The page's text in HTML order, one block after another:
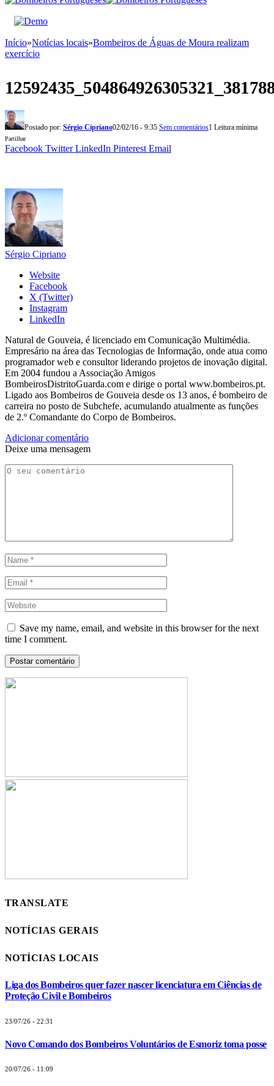
Início»Notícias locais»Bombeiros de Águas de Moura realizam
exercício
Postado por: Sérgio Cipriano02/02/16 - 9:35 Sem comentários1 Leitura mínima
Partilhar
Facebook Twitter LinkedIn Pinterest Email
Sérgio Cipriano
Website
Facebook
X (Twitter)
Instagram
LinkedIn
Natural de Gouveia, é licenciado em Comunicação Multimédia.
Empresário na área das Tecnologias de Informação, onde atua como
programador web e consultor liderando projetos de inovação digital.
Em 2004 fundou a Associação Amigos
BombeirosDistritoGuarda.com e dirige o portal www.bombeiros.pt.
Ligado aos Bombeiros de Gouveia desde os 13 anos, é bombeiro de
carreira no posto de Subchefe, acumulando atualmente as funções
de 2.º Comandante do Corpo de Bombeiros.
Adicionar comentário
Deixe uma mensagem
Save my name, email, and website in this browser for the next
time I comment.
TRANSLATE
NOTÍCIAS GERAIS
NOTÍCIAS LOCAIS
Liga dos Bombeiros quer fazer nascer licenciatura em Ciências de
Proteção Civil e Bombeiros
23/07/26 - 22:31
Novo Comando dos Bombeiros Voluntários de Esmoriz toma posse
20/07/26 - 11:09